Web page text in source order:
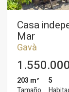
Casa
Mar
Gavà
203 m²
5